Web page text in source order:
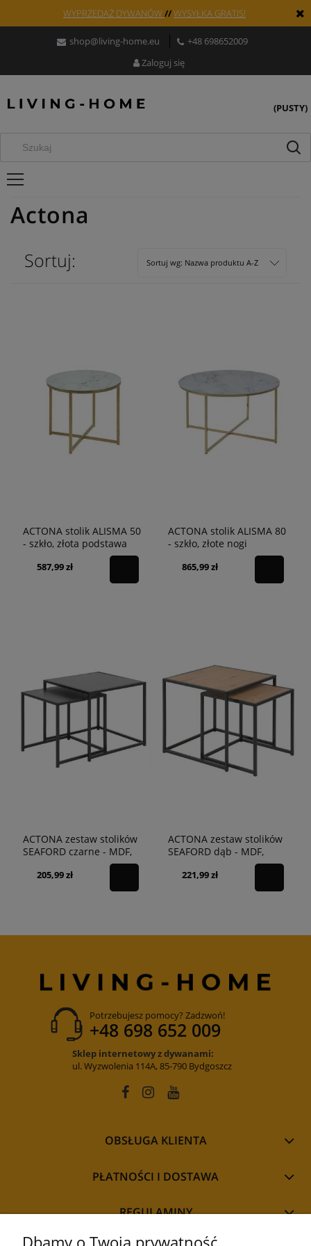
WYPRZEDAŻ DYWANÓW //WYSYŁKA GRATIS!
shop@living-home.eu
+48 698652009
Zaloguj się
(PUSTY)
Actona
Sortuj: Sortuj wg: Nazwa produktu A-Z
ACTONA stolik ALISMA 50
- szkło, złota podstawa
587,99 zł
ACTONA stolik ALISMA 80
- szkło, złote nogi
865,99 zł
ACTONA zestaw stolików
SEAFORD czarne - MDF,
205,99 zł
ACTONA zestaw stolików
SEAFORD dąb - MDF,
221,99 zł
Potrzebujesz pomocy? Zadzwoń!
+48 698 652 009
Sklep internetowy z dywanami:
ul. Wyzwolenia 114A, 85-790 Bydgoszcz
OBSŁUGA KLIENTA
PŁATNOŚCI I DOSTAWA
REGULAMINY